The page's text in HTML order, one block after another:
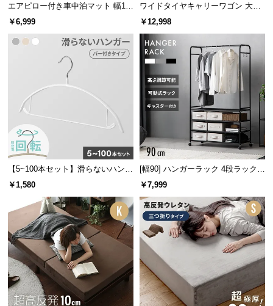
お
企
報
エアピロー付き車中泊マット 幅13
2cm
￥6,999
ワイドタイヤキャリーワゴン 大容
量190L 耐荷重150kg
￥12,998
【5~100本セット】滑らないハンガ
ー バー付き
￥1,580
[幅90] ハンガーラック 4段ラック収
納 キャスター付き
￥7,999